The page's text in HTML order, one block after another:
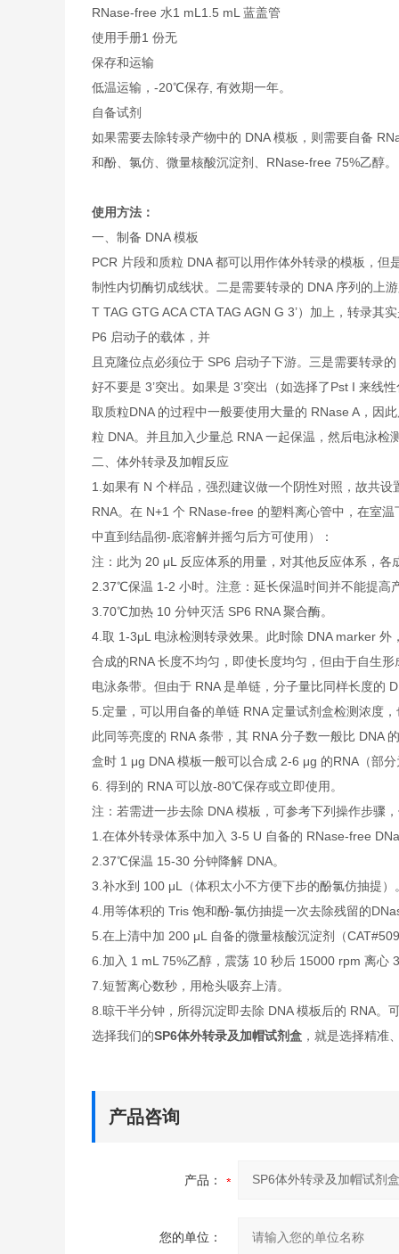
RNase-free 水1 mL 1.5 mL 蓝盖管
使用手册1 份无
保存和运输
低温运输，-20℃保存, 有效期一年。
自备试剂
如果需要去除转录产物中的 DNA 模板，则需要自备
和酚、氯仿、微量核酸沉淀剂、RNase-free 75%乙醇
使用方法：
一、制备 DNA 模板
PCR 片段和质粒 DNA 都可以用作体外转录的模板，
制性内切酶切成线状。二是需要转录的 DNA 序列的上
T TAG GTG ACA CTA TAG AGN G 3’）加上，转录
P6 启动子的载体，并
且克隆位点必须位于 SP6 启动子下游。三是需要转录
好不要是 3’突出。如果是 3’突出（如选择了Pst I 来线
取质粒DNA 的过程中一般要使用大量的 RNase A，因
粒 DNA。并且加入少量总 RNA 一起保温，然后电泳检
二、体外转录及加帽反应
1.如果有 N 个样品，强烈建议做一个阴性对照，故共
RNA。在 N+1 个 RNase-free 的塑料离心管中，在室
中直到结晶彻-底溶解并摇匀后方可使用）：
注：此为 20 μL 反应体系的用量，对其他反应体系，
2.37℃保温 1-2 小时。注意：延长保温时间并不能提高
3.70℃加热 10 分钟灭活 SP6 RNA 聚合酶。
4.取 1-3μL 电泳检测转录效果。此时除 DNA marker
合成的RNA 长度不均匀，即使长度均匀，但由于自生
电泳条带。但由于 RNA 是单链，分子量比同样长度的
5.定量，可以用自备的单链 RNA 定量试剂盒检测浓度
此同等亮度的 RNA 条带，其 RNA 分子数一般比 DNA
盒时 1 μg DNA 模板一般可以合成 2-6 μg 的RNA（部
6. 得到的 RNA 可以放-80℃保存或立即使用。
注：若需进一步去除 DNA 模板，可参考下列操作步骤
1.在体外转录体系中加入 3-5 U 自备的 RNase-free
2.37℃保温 15-30 分钟降解 DNA。
3.补水到 100 μL（体积太小不方便下步的酚氯仿抽提）
4.用等体积的 Tris 饱和酚-氯仿抽提一次去除残留的
5.在上清中加 200 μL 自备的微量核酸沉淀剂（
6.加入 1 mL 75%乙醇，震荡 10 秒后 15000 rpm 离心
7.短暂离心数秒，用枪头吸弃上清。
8.晾干半分钟，所得沉淀即去除 DNA 模板后的 RNA
选择我们的SP6体外转录及加帽试剂盒，就是选择精准
产品咨询
产品：
您的单位：